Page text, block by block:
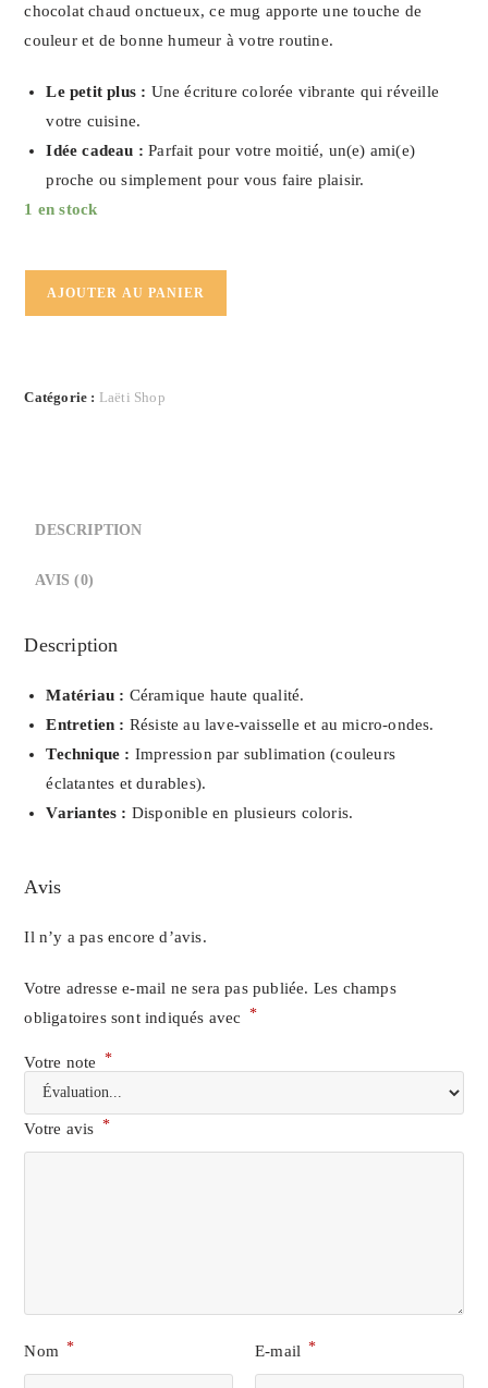
chocolat chaud onctueux, ce mug apporte une touche de
couleur et de bonne humeur à votre routine.
Le petit plus : Une écriture colorée vibrante qui réveille
votre cuisine.
Idée cadeau : Parfait pour votre moitié, un(e) ami(e)
proche ou simplement pour vous faire plaisir.
1 en stock
Hello
AJOUTER AU PANIER
Catégorie : Laëti Shop
DESCRIPTION
AVIS (0)
Description
Matériau : Céramique haute qualité.
Entretien : Résiste au lave-vaisselle et au micro-ondes.
Technique : Impression par sublimation (couleurs
éclatantes et durables).
Variantes : Disponible en plusieurs coloris.
Avis
Il n’y a pas encore d’avis.
Votre adresse e-mail ne sera pas publiée. Les champs
obligatoires sont indiqués avec *
Votre note *
Votre avis *
Nom * E-mail *